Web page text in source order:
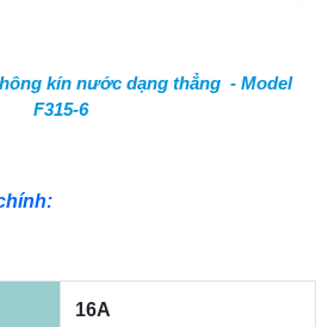
kín nước dạng thẳng - Model
F315-6
16A